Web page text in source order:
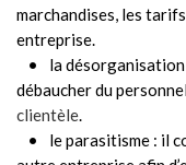
marchandises, les
entreprise.
la
débaucher du
clientèle
le parasitisme : il